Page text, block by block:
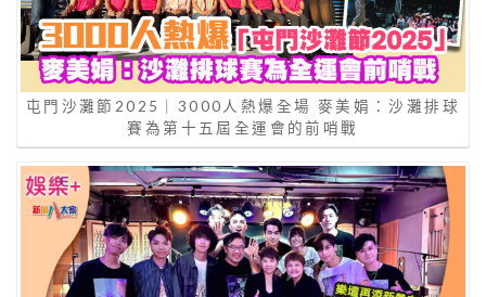
屯門沙灘節2025｜3000人熱爆全場 麥美娟：沙灘排球
賽為第十五屆全運會的前哨戰